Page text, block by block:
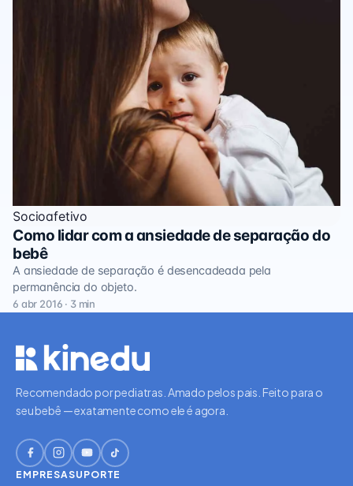
Socioafetivo
Como lidar com a ansiedade de separação do
bebê
A ansiedade de separação é desencadeada pela
permanência do objeto.
6 abr 2016 · 3 min
Recomendado por pediatras. Amado pelos pais. Feito para o
seu bebê — exatamente como ele é agora.
EMPRESASUPORTE